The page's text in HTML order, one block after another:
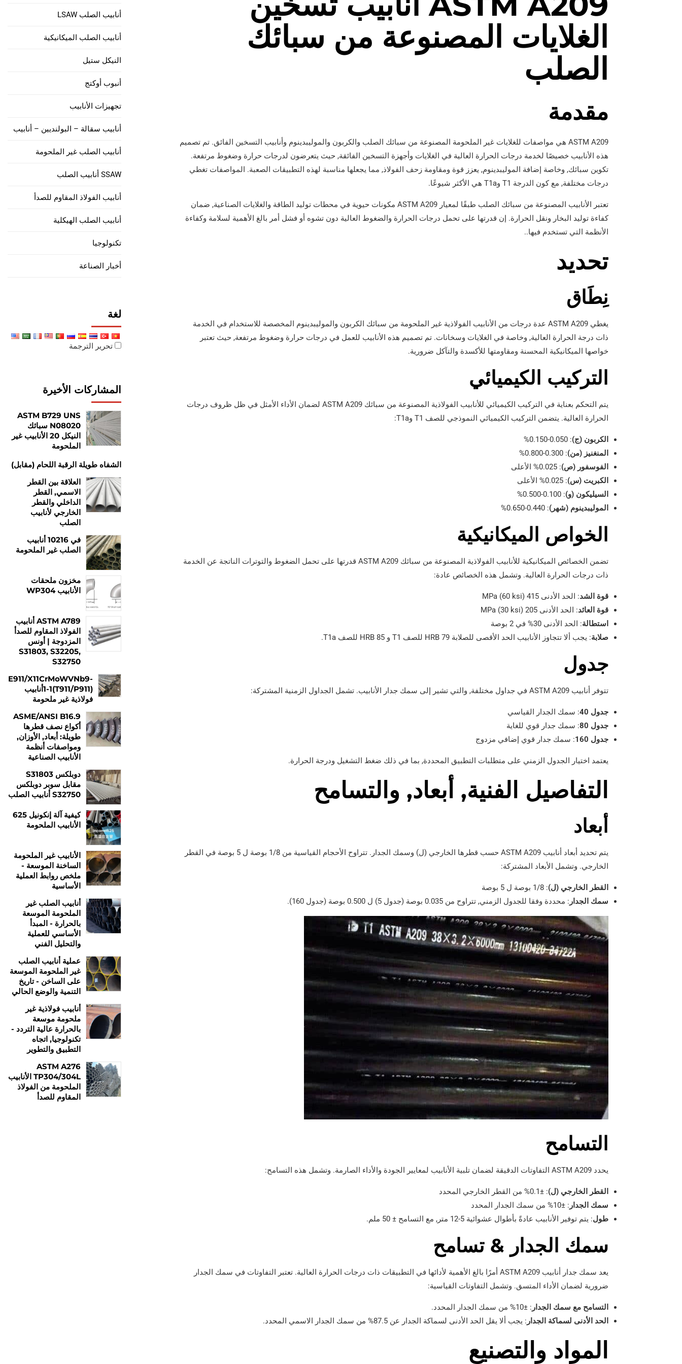
غلاف المفاصل الجرو
الغلايات المصنوعة من سبائك
الصلب
مقدمة
ASTM A209 هي مواصفات للغلايات غير الملحومة المصنوعة من سبائك الصلب والكربون والموليبدينوم وأنابيب التسخين الفائق. تم تصميم
هذه الأنابيب خصيصًا لخدمة درجات الحرارة العالية في الغلايات وأجهزة التسخين الفائقة, حيث يتعرضون لدرجات حرارة وضغوط مرتفعة.
تكوين سبائك, وخاصة إضافة الموليبدينوم, يعزز قوة ومقاومة زحف الفولاذ, مما يجعلها مناسبة لهذه التطبيقات الصعبة. المواصفات تغطي
درجات مختلفة, مع كون الدرجة T1 وT1a هي الأكثر شيوعًا.
تعتبر الأنابيب المصنوعة من سبائك الصلب طبقًا لمعيار ASTM A209 مكونات حيوية في محطات توليد الطاقة والغلايات الصناعية, ضمان
كفاءة توليد البخار ونقل الحرارة. إن قدرتها على تحمل درجات الحرارة والضغوط العالية دون تشوه أو فشل أمر بالغ الأهمية لسلامة وكفاءة
الأنظمة التي تستخدم فيها..
تحديد
نِطَاق
يغطي ASTM A209 عدة درجات من الأنابيب الفولاذية غير الملحومة من سبائك الكربون والموليبدينوم المخصصة للاستخدام في الخدمة
ذات درجة الحرارة العالية, وخاصة في الغلايات وسخانات. تم تصميم هذه الأنابيب للعمل في درجات حرارة وضغوط مرتفعة, حيث تعتبر
خواصها الميكانيكية المحسنة ومقاومتها للأكسدة والتآكل ضرورية.
التركيب الكيميائي
يتم التحكم بعناية في التركيب الكيميائي للأنابيب الفولاذية المصنوعة من سبائك ASTM A209 لضمان الأداء الأمثل في ظل ظروف درجات
الحرارة العالية. يتضمن التركيب الكيميائي النموذجي للصف T1 وT1a:
الكربون (ج): 0.050-0.150%
المنغنيز (من): 0.300-0.800%
الفوسفور (ص): 0.025% الأعلى
الكبريت (س): 0.025% الأعلى
السيليكون (و): 0.100-0.500%
الموليبدينوم (شهر): 0.440-0.650%
الخواص الميكانيكية
تضمن الخصائص الميكانيكية للأنابيب الفولاذية المصنوعة من سبائك ASTM A209 قدرتها على تحمل الضغوط والتوترات الناتجة عن الخدمة
ذات درجات الحرارة العالية. وتشمل هذه الخصائص عادة:
قوة الشد: الحد الأدنى 415 MPa (60 ksi)
قوة العائد: الحد الأدنى 205 MPa (30 ksi)
استطالة: الحد الأدنى 30% في 2 بوصة
صلابة: يجب ألا تتجاوز الأنابيب الحد الأقصى للصلابة 79 HRB للصف T1 و 85 HRB للصف T1a.
جدول
تتوفر أنابيب ASTM A209 في جداول مختلفة, والتي تشير إلى سمك جدار الأنابيب. تشمل الجداول الزمنية المشتركة:
جدول 40
: سمك الجدار القياسي
جدول 80
: سمك جدار قوي للغاية
جدول 160
: سمك جدار قوي إضافي مزدوج
يعتمد اختيار الجدول الزمني على متطلبات التطبيق المحددة, بما في ذلك ضغط التشغيل ودرجة الحرارة.
التفاصيل الفنية, أبعاد, والتسامح
أبعاد
يتم تحديد أبعاد أنابيب ASTM A209 حسب قطرها الخارجي (ل) وسمك الجدار. تتراوح الأحجام القياسية من 1/8 بوصة ل 5 بوصة في القطر
الخارجي. وتشمل الأبعاد المشتركة:
القطر الخارجي (ل): 1/8 بوصة ل 5 بوصة
سمك الجدار : محددة وفقا للجدول الزمني, تتراوح من 0.035 بوصة (جدول 5) ل 0.500 بوصة (جدول 160).
التسامح
يحدد ASTM A209 التفاوتات الدقيقة لضمان تلبية الأنابيب لمعايير الجودة والأداء الصارمة. وتشمل هذه التسامح:
القطر الخارجي (ل): ±0.1% من القطر الخارجي المحدد
سمك الجدار : ±10% من سمك الجدار المحدد
طول: يتم توفير الأنابيب عادةً بأطوال عشوائية 5-12 متر, مع التسامح ± 50 ملم.
سمك الجدار & تسامح
يعد سمك جدار أنابيب ASTM A209 أمرًا بالغ الأهمية لأدائها في التطبيقات ذات درجات الحرارة العالية. تعتبر التفاوتات في سمك الجدار
ضرورية لضمان الأداء المتسق. وتشمل التفاوتات القياسية:
التسامح مع سمك الجدار : ±10% من سمك الجدار المحدد.
الحد الأدنى لسماكة الجدار : يجب ألا يقل الحد الأدنى لسماكة الجدار عن 87.5% من سمك الجدار الاسمي المحدد.
المواد والتصنيع
أنابيب الصلب LSAW
أنابيب الصلب الميكانيكية
النيكل ستيل
أنبوب أوكتج
تجهيزات الأنابيب
أنابيب سقالة – البولنديين – أنابيب
أنابيب الصلب غير الملحومة
SSAW أنابيب الصلب
أنابيب الفولاذ المقاوم للصدأ
أنابيب الصلب الهيكلية
تكنولوجيا
أخبار الصناعة
لغة
تحرير الترجمة
المشاركات الأخيرة
ASTM B729 UNS
N08020 سبائك
النيكل 20 الأنابيب غير
الملحومة
الشفاه طويلة الرقبة اللحام (مقابل)
العلاقة بين القطر
الاسمي, القطر
الداخلي والقطر
الخارجي لأنابيب
الصلب
في 10216 أنابيب
الصلب غير الملحومة
مخزون ملحقات
الأنابيب WP304
ASTM A789 أنابيب
الفولاذ المقاوم للصدأ
المزدوجة | أونس
S31803, S32205,
S32750
E911/X11CrMoWVNb9-
1-1(T911/P911)أنابيب
فولاذية غير ملحومة
ASME/ANSI B16.9
أكواع نصف قطرها
طويلة: أبعاد, الأوزان,
ومواصفات أنظمة
الأنابيب الصناعية
دوبلكس S31803
مقابل سوبر دوبلكس
S32750 أنابيب الصلب
كيفية آلة إنكونيل 625
الأنابيب الملحومة
الأنابيب غير الملحومة
الساخنة الموسعة -
ملخص روابط العملية
الأساسية
أنابيب الصلب غير
الملحومة الموسعة
بالحرارة - المبدأ
الأساسي للعملية
والتحليل الفني
عملية أنابيب الصلب
غير الملحومة الموسعة
على الساخن - تاريخ
التنمية والوضع الحالي
أنابيب فولاذية غير
ملحومة موسعة
بالحرارة عالية التردد -
تكنولوجيا, اتجاه
التطبيق والتطوير
ASTM A276
TP304/304L الأنابيب
الملحومة من الفولاذ
المقاوم للصدأ